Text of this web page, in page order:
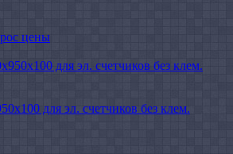
цены
для эл. счетчиков без клем.